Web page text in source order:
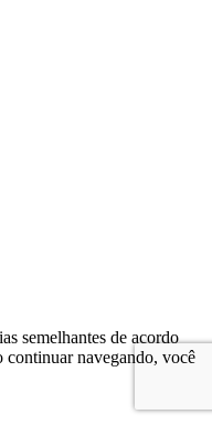
semelhantes de acordo
continuar navegando, você